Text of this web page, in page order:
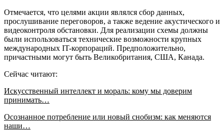
Отмечается, что целями акции являлся сбор данных,
прослушивание переговоров, а также ведение акустического и
видеоконтроля обстановки. Для реализации схемы должны
были использоваться технические возможности крупных
международных IT-корпораций. Предположительно,
причастными могут быть Великобритания, США, Канада.
Сейчас читают:
Искусственный интеллект и мораль: кому мы доверим
принимать…
Осознанное потребление или новый снобизм: как меняются
наши…